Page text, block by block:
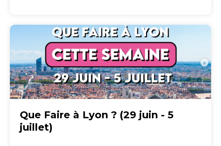
Que Faire à Lyon ? (29 juin - 5
juillet)